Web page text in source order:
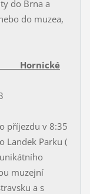
do Brna a
do muzea,
Hornické
příjezdu v 8:35
Landek Parku (
muzejní
a s